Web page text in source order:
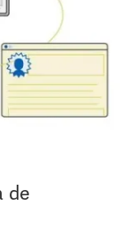
de